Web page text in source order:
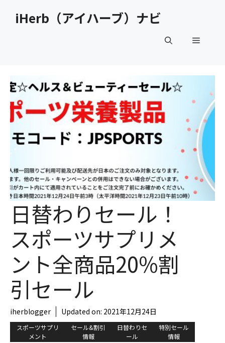
iHerb（アイハーブ）ナビ
メ
ー
日替わりセール！
スポーツサプリメ
ント全商品20%割
引セール
iherblogger Updated on: 2021年12月24日
スポーツサプリ
メント
セール&割引
情報
日替わりセ
ール
特別セール
情報